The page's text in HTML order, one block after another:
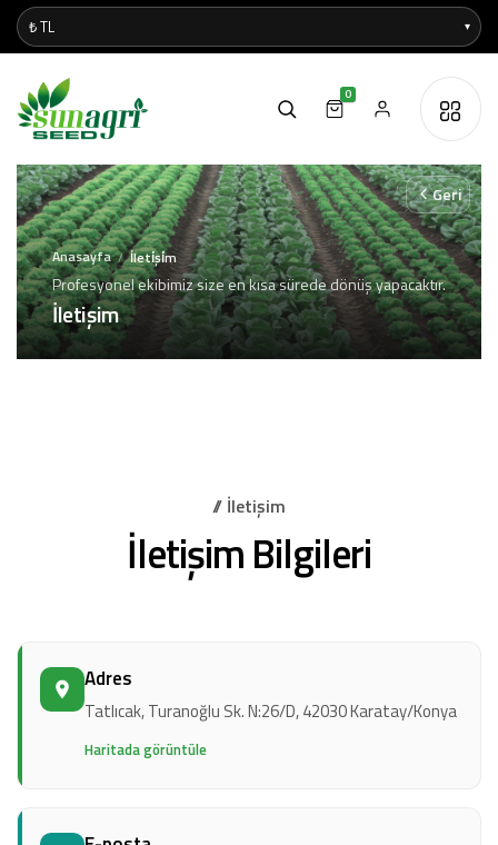
0
İletişim
Profesyonel ekibimiz size en kısa sürede dönüş yapacaktır.
Anasayfa / İleti̇şi̇m
Geri
// İletişim
İletişim Bilgileri
Adres
Tatlıcak, Turanoğlu Sk. N:26/D, 42030 Karatay/Konya
Haritada görüntüle